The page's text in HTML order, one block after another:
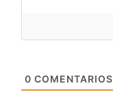
0 COMENTARIOS